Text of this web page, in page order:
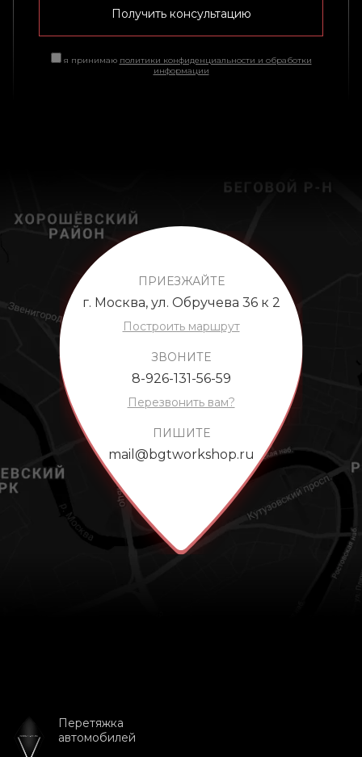
Получить консультацию
я принимаю политики конфиденциальности и обработки
информации
ПРИЕЗЖАЙТЕ
г. Москва, ул. Обручева 36 к 2
Построить маршрут
ЗВОНИТЕ
8-926-131-56-59
Перезвонить вам?
ПИШИТЕ
mail@bgtworkshop.ru
Перетяжка
автомобилей